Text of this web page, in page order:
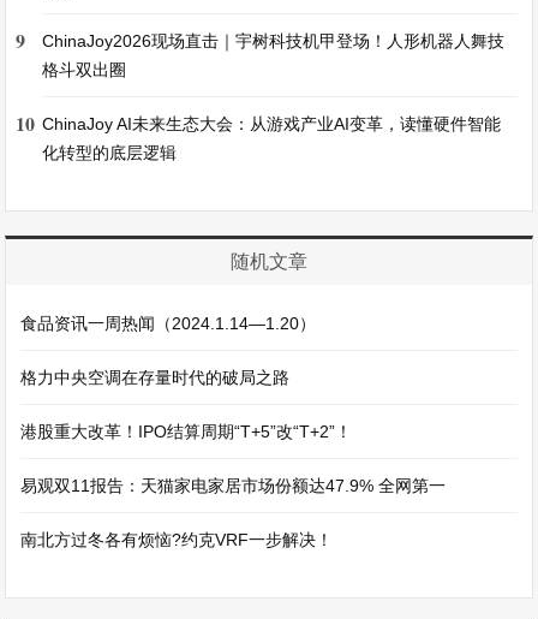
9
ChinaJoy2026现场直击｜宇树科技机甲登场！人形机器人舞技
格斗双出圈
10 ChinaJoy AI未来生态大会：从游戏产业AI变革，读懂硬件智能
化转型的底层逻辑
随机文章
食品资讯一周热闻（2024.1.14—1.20）
格力中央空调在存量时代的破局之路
港股重大改革！IPO结算周期“T+5”改“T+2”！
易观双11报告：天猫家电家居市场份额达47.9% 全网第一
南北方过冬各有烦恼?约克VRF一步解决！